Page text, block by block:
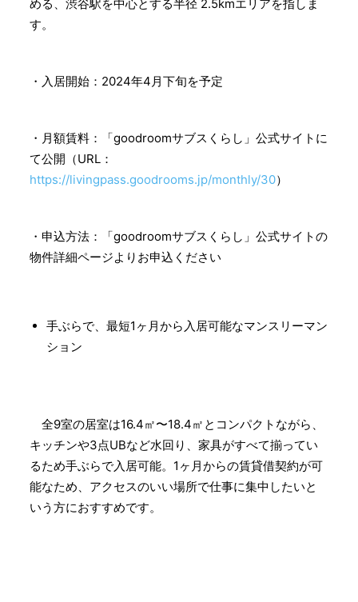
める、渋谷駅を中心とする半径 2.5kmエリアを指しま
す。
・入居開始：2024年4月下旬を予定
・月額賃料：「goodroomサブスくらし」公式サイトに
て公開（URL：
https://livingpass.goodrooms.jp/monthly/30）
・申込方法：「goodroomサブスくらし」公式サイトの
物件詳細ページよりお申込ください
手ぶらで、最短1ヶ月から入居可能なマンスリーマン
ション
全9室の居室は16.4㎡〜18.4㎡とコンパクトながら、
キッチンや3点UBなど水回り、家具がすべて揃ってい
るため手ぶらで入居可能。1ヶ月からの賃貸借契約が可
能なため、アクセスのいい場所で仕事に集中したいと
いう方におすすめです。